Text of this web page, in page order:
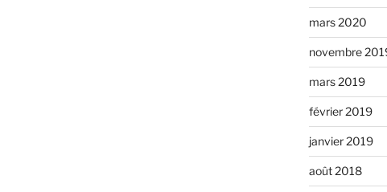
mars 2020
novembre
mars 2019
février 2019
janvier 2019
août 2018